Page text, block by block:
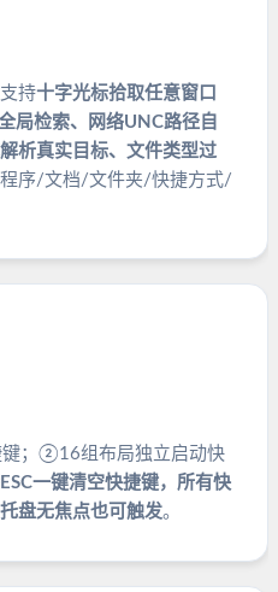
持十字光标拾取任意窗口
局检索、网络UNC路径自
析真实目标、文件类型过
程序/文档/文件夹/快捷方式/
；②16组布局独立启动快
一键清空快捷键，所有快
盘无焦点也可触发。